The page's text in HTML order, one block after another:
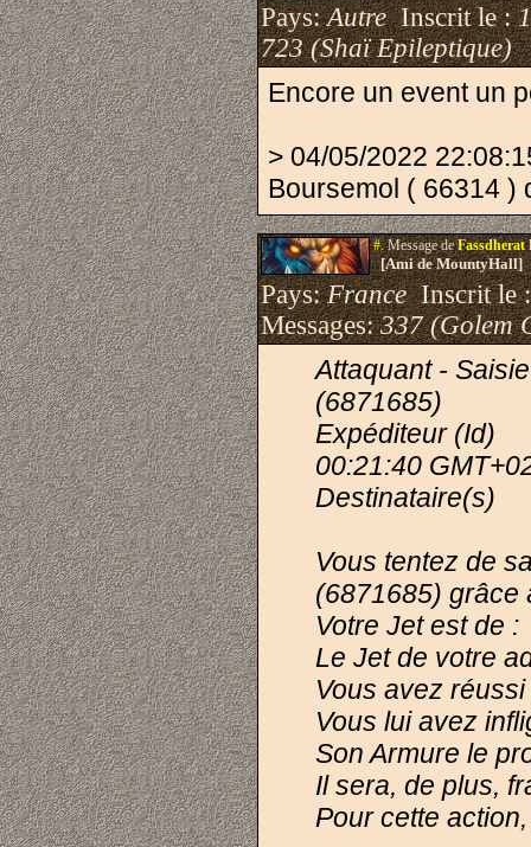
Pays:AutreInscrit le :
723 (Shaï Epileptique)
Encore un event un
> 04/05/2022
Boursemol ( 66314 )
#.Message deFassdherat
[Ami de MountyHall]
Pays:FranceInscrit le
Messages:337 (Golem
Attaquant -
(6871685)
Expéditeur (Id)
00:21:40
Destinataire(s)
Vous tentez de
(6871685) grâce
Votre Jet est de
Le Jet de votre
Vous avez
Vous lui avez
Son Armure le
Il sera, de plus,
Pour cette